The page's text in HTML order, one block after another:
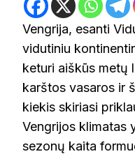
Vengrija, esanti
vidutiniu
keturi aiškūs metų
karštos vasaros ir
kiekis skiriasi
Vengrijos klimatas
sezonų kaita